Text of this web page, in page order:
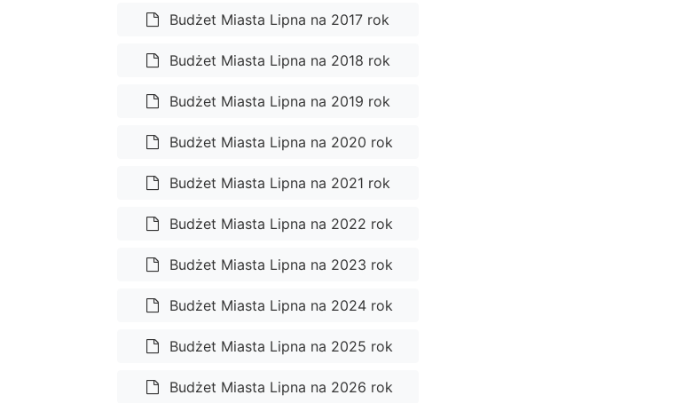
Budżet Miasta Lipna na 2017 rok
Budżet Miasta Lipna na 2018 rok
Budżet Miasta Lipna na 2019 rok
Budżet Miasta Lipna na 2020 rok
Budżet Miasta Lipna na 2021 rok
Budżet Miasta Lipna na 2022 rok
Budżet Miasta Lipna na 2023 rok
Budżet Miasta Lipna na 2024 rok
Budżet Miasta Lipna na 2025 rok
Budżet Miasta Lipna na 2026 rok